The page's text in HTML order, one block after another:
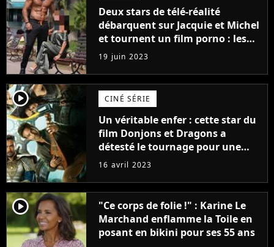
Deux stars de télé-réalité
débarquent sur Jacquie et Michel
et tournent un film porno : les
premières images du tournage
(exclu)
19 juin 2023
player2 CINÉ SÉRIE
Un véritable enfer : cette star du
film Donjons et Dragons a
détesté le tournage pour une
raison très spéciale
16 avril 2023
player2
"Ce corps de folie !" : Karine Le
Marchand enflamme la Toile en
posant en bikini pour ses 55 ans